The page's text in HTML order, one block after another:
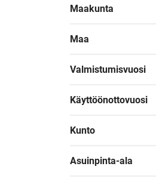
Maakunta
Maa
Valmistumisvuosi
Käyttöönottovuosi
Kunto
Asuinpinta-ala